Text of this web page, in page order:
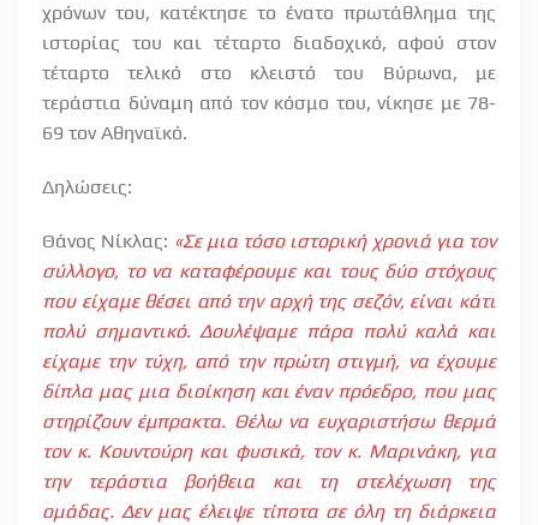
χρόνων του, κατέκτησε το ένατο πρωτάθλημα της
ιστορίας του και τέταρτο διαδοχικό, αφού στον
τέταρτο τελικό στο κλειστό του Βύρωνα, με
τεράστια δύναμη από τον κόσμο του, νίκησε με 78-
69 τον Αθηναϊκό.
Δηλώσεις:
Θάνος Νίκλας: «Σε μια τόσο ιστορική χρονιά για τον
σύλλογο, το να καταφέρουμε και τους δύο στόχους
που είχαμε θέσει από την αρχή της σεζόν, είναι κάτι
πολύ σημαντικό. Δουλέψαμε πάρα πολύ καλά και
είχαμε την τύχη, από την πρώτη στιγμή, να έχουμε
δίπλα μας μια διοίκηση και έναν πρόεδρο, που μας
στηρίζουν έμπρακτα. Θέλω να ευχαριστήσω θερμά
τον κ. Κουντούρη και φυσικά, τον κ. Μαρινάκη, για
την τεράστια βοήθεια και τη στελέχωση της
ομάδας. Δεν μας έλειψε τίποτα σε όλη τη διάρκεια